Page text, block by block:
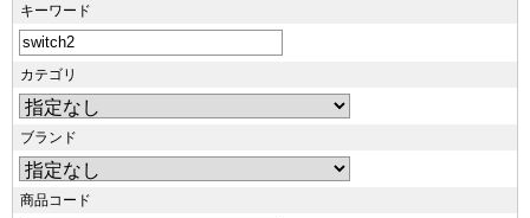
キーワード
カテゴリ
ブランド
商品コード